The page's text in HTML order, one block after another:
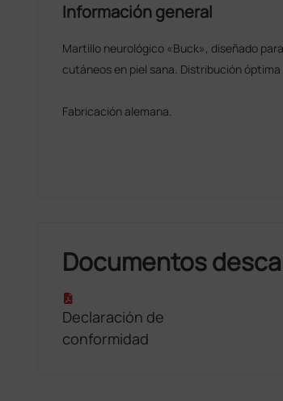
Información general
Martillo neurológico «Buck», diseñado
cutáneos en piel sana. Distribución óptima
Fabricación alemana.
Documentos
Declaración de
conformidad